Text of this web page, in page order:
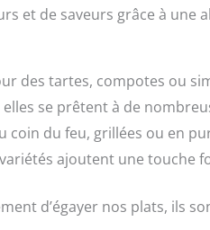
et de saveurs grâce à une
des tartes, compotes ou
elles se prêtent à de
coin du feu, grillées ou en
ajoutent une touche
d’égayer nos plats, ils